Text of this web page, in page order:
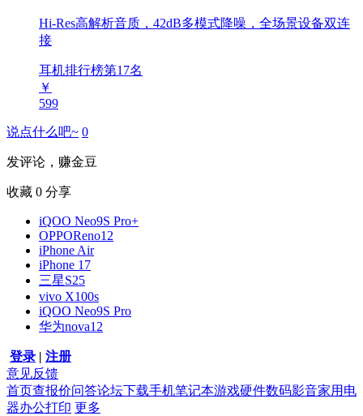
Hi-Res高解析音质，42dB多模式降噪，全场景设备双连
接
耳机排行榜第17名
￥
599
说点什么吧~ 0
发评论，赚金豆
收藏 0 分享
iQOO Neo9S Pro+
OPPOReno12
iPhone Air
iPhone 17
三星S25
vivo X100s
iQOO Neo9S Pro
华为nova12
登录 | 注册
意见反馈
首页查报价问答论坛下载手机笔记本游戏硬件数码影音家用电
器办公打印 更多